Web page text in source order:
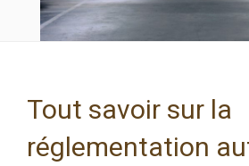
Tout savoir sur la
réglementation